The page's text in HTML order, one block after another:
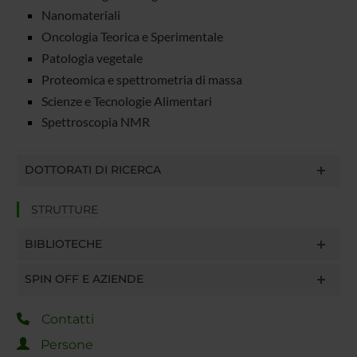
Nanomateriali
Oncologia Teorica e Sperimentale
Patologia vegetale
Proteomica e spettrometria di massa
Scienze e Tecnologie Alimentari
Spettroscopia NMR
DOTTORATI DI RICERCA
STRUTTURE
BIBLIOTECHE
SPIN OFF E AZIENDE
Contatti
Persone